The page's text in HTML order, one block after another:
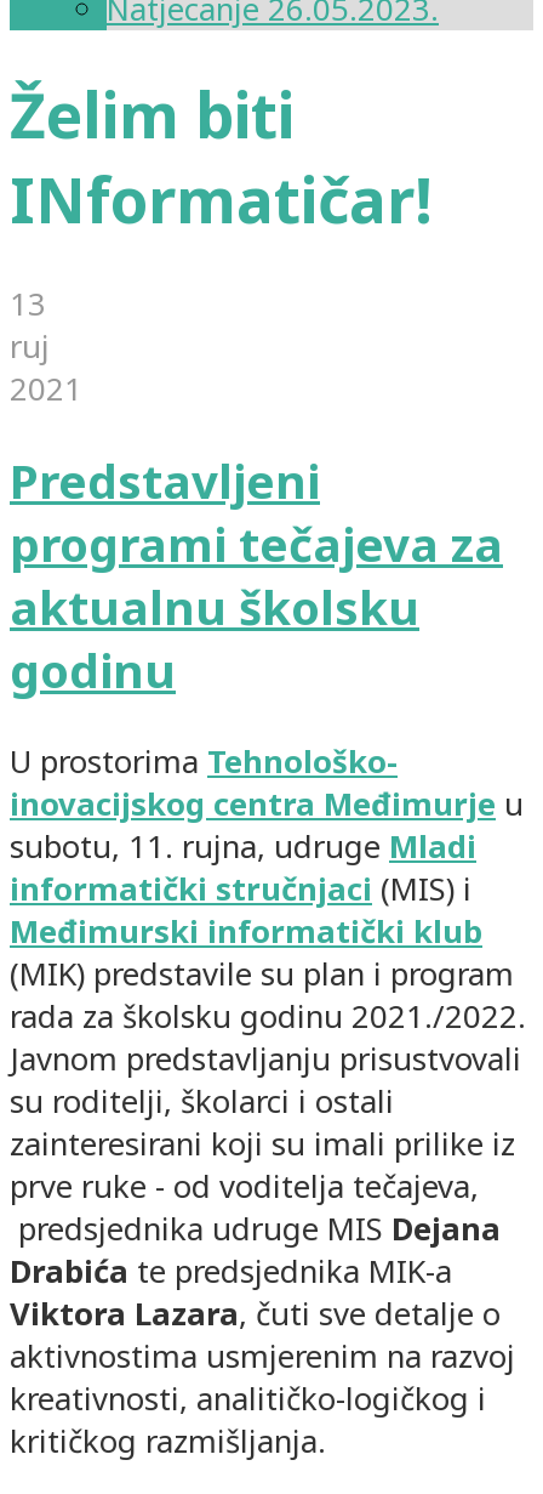
Natjecanje 26.05.2023.
Želim biti
INformatičar!
13
ruj
2021
Predstavljeni
programi tečajeva za
aktualnu školsku
godinu
U prostorima Tehnološko-
inovacijskog centra Međimurje u
subotu, 11. rujna, udruge Mladi
informatički stručnjaci (MIS) i
Međimurski informatički klub
(MIK) predstavile su plan i program
rada za školsku godinu 2021./2022.
Javnom predstavljanju prisustvovali
su roditelji, školarci i ostali
zainteresirani koji su imali prilike iz
prve ruke - od voditelja tečajeva,
predsjednika udruge MIS Dejana
Drabića te predsjednika MIK-a
Viktora Lazara, čuti sve detalje o
aktivnostima usmjerenim na razvoj
kreativnosti, analitičko-logičkog i
kritičkog razmišljanja.